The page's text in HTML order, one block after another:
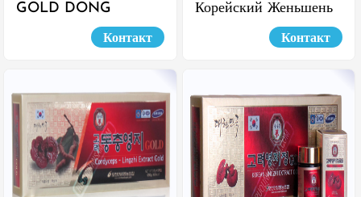
GOLD DONG
CHUNG HACHO
Контакт
Корейский Женьшень
И Экстракт Пантов
Оленя Мягкие
Контакт